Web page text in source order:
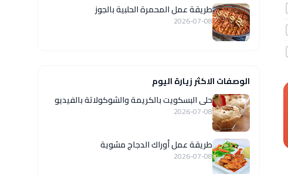
طريقة عمل المحمرة الحلبية بالجوز
2026-07-08
الوصفات الاكثر زيارة اليوم
حلى البسكويت بالكريمة والشوكولاتة بالفيديو
2026-07-08
طريقة عمل أوراك الدجاج مشوية
2026-07-08